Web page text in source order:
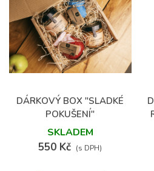
DÁRKOVÝ BOX "SLADKÉ
POKUŠENÍ"
SKLADEM
550 Kč (s DPH)